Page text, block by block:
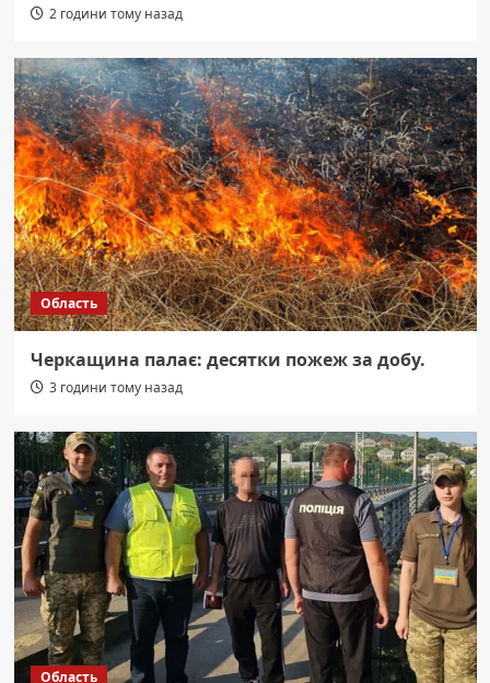
2 години тому назад
Область
Черкащина палає: десятки пожеж за добу.
3 години тому назад
Область